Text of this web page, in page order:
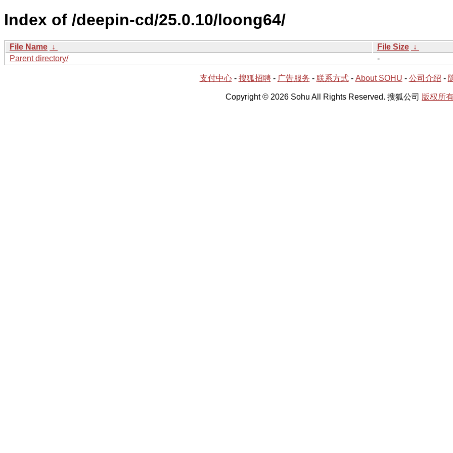
Index of /deepin-cd/25.0.10/loong64/
File Name ↓ File Size ↓
Parent directory/
-
支付中心- 搜狐招聘- 广告服务 - 联系方式- About SOHU - 公司介绍 -
Copyright © 2026 Sohu All Rights Reserved. 搜狐公司 版权所